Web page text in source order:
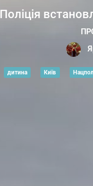
Поліція
дитина Київ